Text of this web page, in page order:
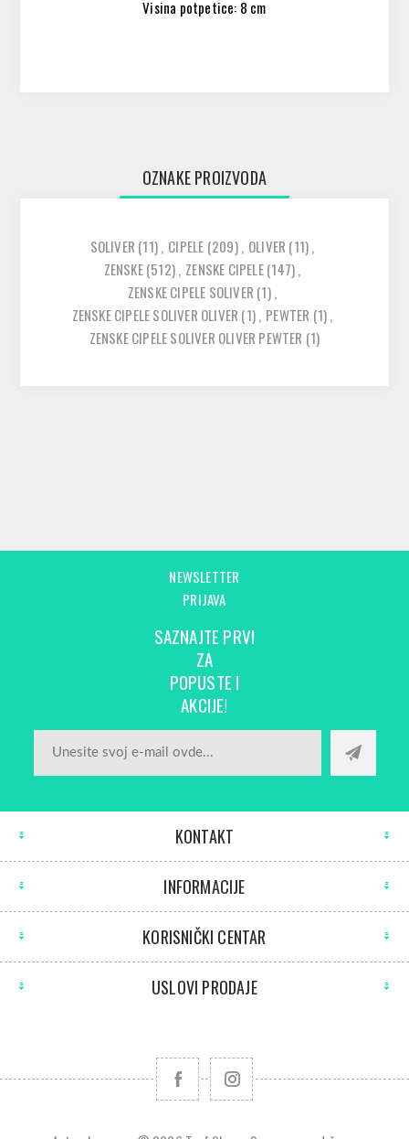
Visina potpetice: 8 cm
OZNAKE PROIZVODA
SOLIVER (11), CIPELE (209), OLIVER (11),
ZENSKE(512), ZENSKE CIPELE(147),
ZENSKE CIPELE SOLIVER (1),
ZENSKE CIPELE SOLIVER OLIVER (1), PEWTER (1),
ZENSKE CIPELE SOLIVER OLIVER PEWTER (1)
NEWSLETTER
PRIJAVA
SAZNAJTE PRVI
ZA
POPUSTE I
AKCIJE!
KONTAKT
INFORMACIJE
KORISNIČKI CENTAR
USLOVI PRODAJE